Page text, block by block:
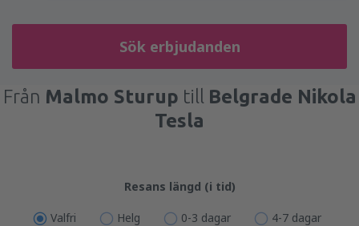
Sök erbjudanden
Från Malmo Sturup till Belgrade Nikola
Tesla
Resans längd (i tid)
Valfri Helg 0-3 dagar 4-7 dagar